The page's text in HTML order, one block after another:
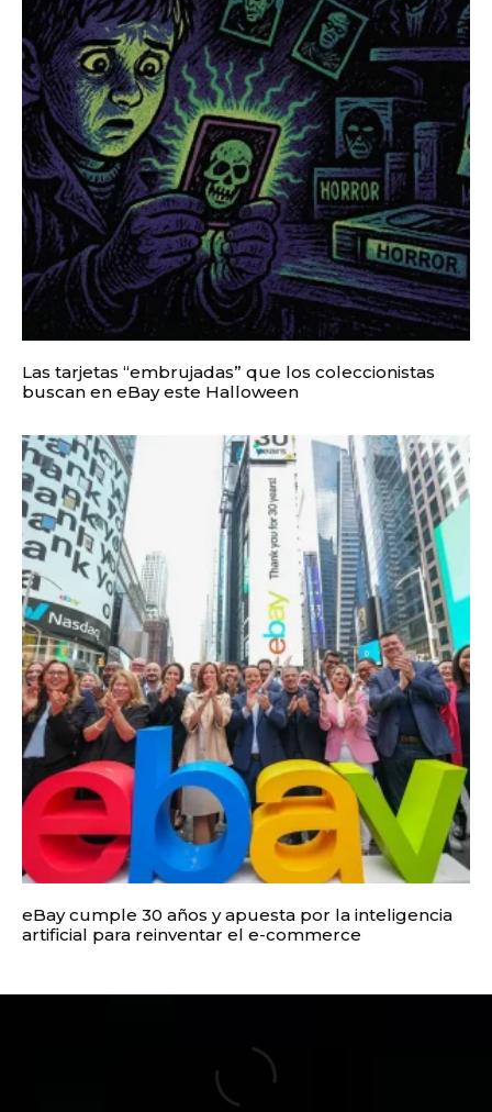
Las tarjetas “embrujadas” que los coleccionistas
buscan en eBay este Halloween
eBay cumple 30 años y apuesta por la inteligencia
artificial para reinventar el e-commerce